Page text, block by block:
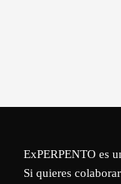
ExPERPENTO es
Si quieres